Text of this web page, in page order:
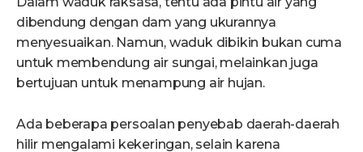
dibendung dengan dam yang ukurannya
menyesuaikan. Namun, waduk dibikin bukan cuma
untuk membendung air sungai, melainkan juga
bertujuan untuk menampung air hujan.
Ada beberapa persoalan penyebab daerah-daerah
hilir mengalami kekeringan, selain karena